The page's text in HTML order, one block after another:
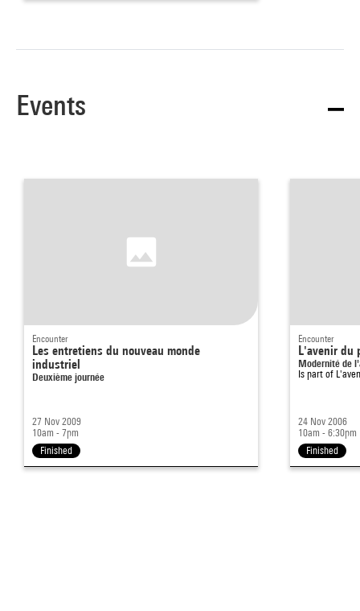
Events
Encounter
Les entretiens du nouveau monde
industriel
Deuxième journée
27 Nov 2009
10am - 7pm
Finished
Encounter
L'avenir du
Modernité de
Is part of
24 Nov 2006
10am - 6:30pm
Finished